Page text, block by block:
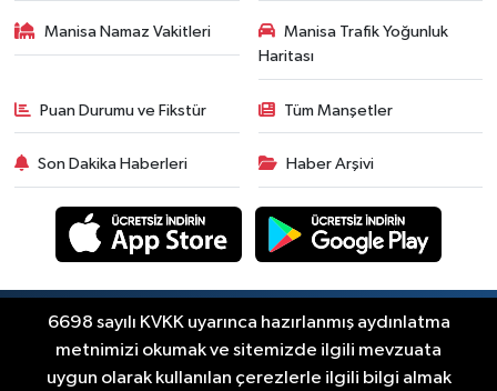
Duyurular
ilgilendiriyor! Cuma günü elektrik
kesintisi uygulanacak
Alhatoğlu'ndan
Akhisargücü'ne sponsorluk desteği
devam ediyor
Ekonomi
14:54Manisalı iş insanlarından
Kazakistan atağı
Magazin
Manisa Namaz Vakitleri
Manisa Trafik Yoğunluk
Haritası
Puan Durumu ve Fikstür Tüm Manşetler
Son Dakika Haberleri Haber Arşivi
RSS
Copyright © Akhisar Press Haber 2012-2026 Her
hakkı saklıdır.
6698 sayılı KVKK uyarınca hazırlanmış aydınlatma
metnimizi okumak ve sitemizde ilgili mevzuata
uygun olarak kullanılan çerezlerle ilgili bilgi almak